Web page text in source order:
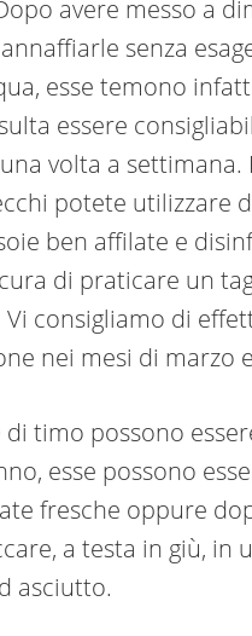
avere messo a
senza
esse temono
essere
volta a settimana.
potete utilizzare
ben affilate e
di praticare un
consigliamo di
nei mesi di marzo
di timo possono
esse possono
fresche oppure
a testa in giù, in
asciutto.